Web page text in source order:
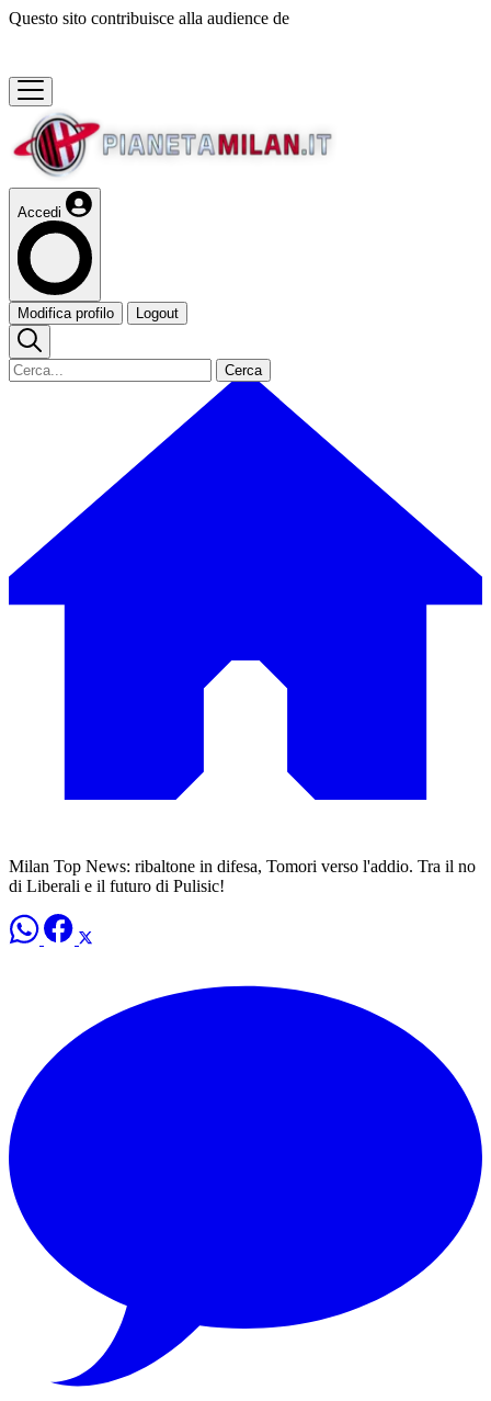
Questo sito contribuisce alla audience de
Accedi
Modifica profilo Logout
Cerca
Milan Top News: ribaltone in difesa, Tomori verso l'addio. Tra il no
di Liberali e il futuro di Pulisic!